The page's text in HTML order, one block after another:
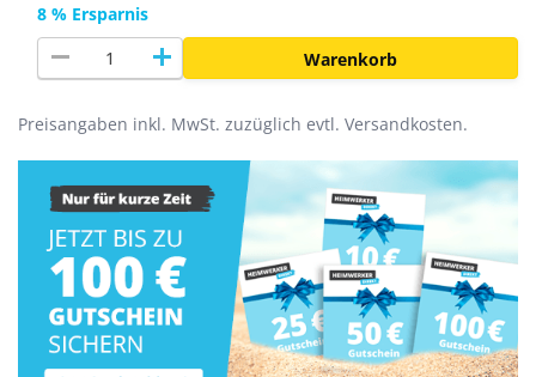
8 % Ersparnis
remove add Warenkorb
Preisangaben inkl. MwSt. zuzüglich evtl. Versandkosten.